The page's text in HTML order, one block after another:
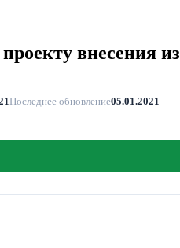
внесения
Последнее обновление05.01.2021